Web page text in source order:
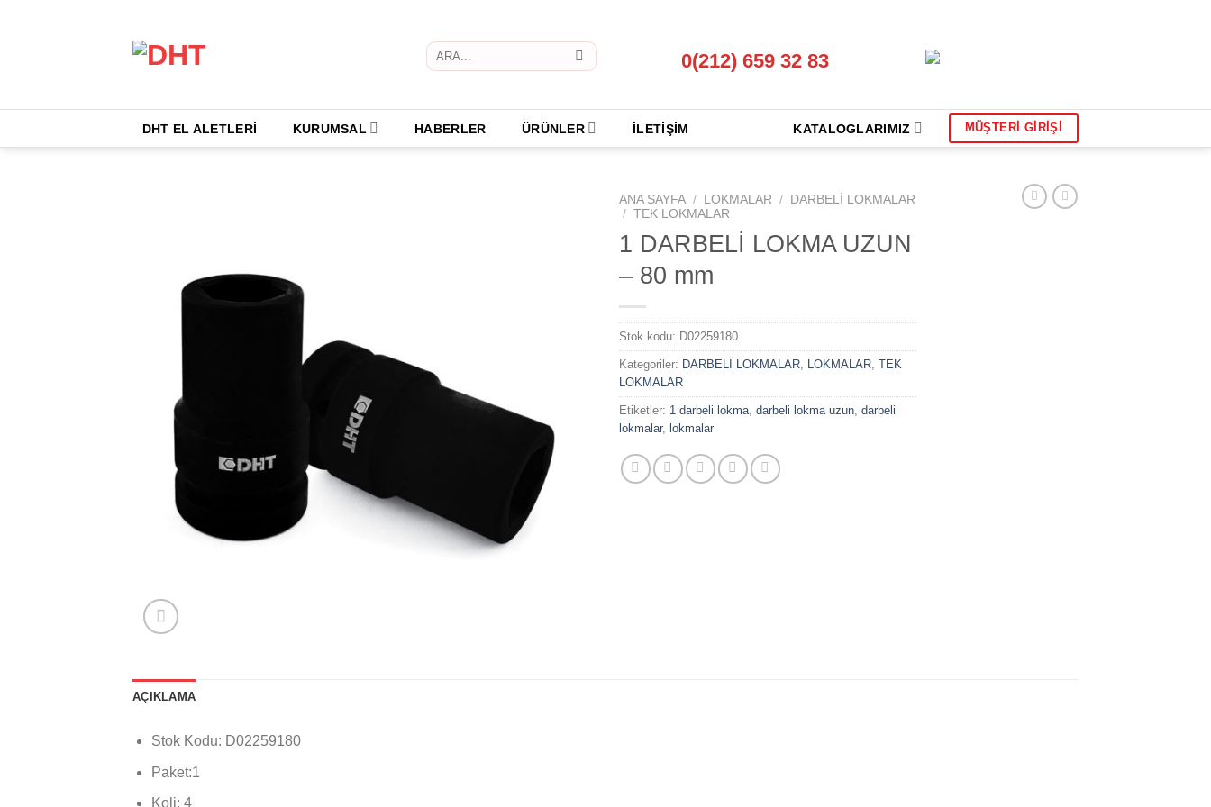
Ara:
0(212) 659 32 83
DHT EL ALETLERİ KURUMSAL HABERLER ÜRÜNLER İLETİŞİM KATALOGLARIMIZ MÜŞTERİ GİRİŞİ
ANA SAYFA / LOKMALAR /
DARBELİ LOKMALAR
/ TEK LOKMALAR
1 DARBELİ LOKMA UZUN
– 80 mm
Stok kodu: D02259180
Kategoriler: DARBELİ LOKMALAR LOKMALAR TEK
LOKMALAR
Etiketler: 1 darbeli lokma darbeli lokma uzun darbeli
lokmalar, lokmalar
AÇIKLAMA
Stok Kodu: D02259180
Paket:1
Koli: 4